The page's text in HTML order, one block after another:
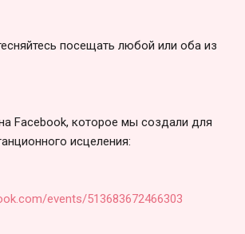
посещать любой или оба из
Facebook, которое мы создали для
исцеления:
events/513683672466303